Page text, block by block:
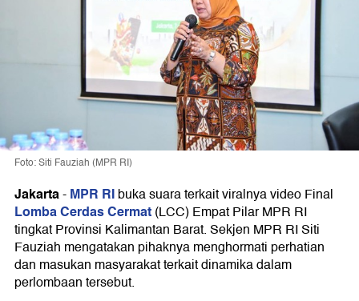
Foto: Siti Fauziah (MPR RI)
Jakarta-MPR RIbuka suara terkait viralnya video Final
Lomba Cerdas Cermat(LCC) Empat Pilar MPR RI
tingkat Provinsi Kalimantan Barat. Sekjen MPR RI Siti
Fauziah mengatakan pihaknya menghormati perhatian
dan masukan masyarakat terkait dinamika dalam
perlombaan tersebut.